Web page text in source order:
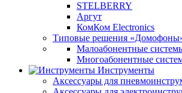
STELBERRY
Аргут
КомКом Electronics
Типовые решения
Малоабонентные
Многоабонентные
Инструменты
Аксессуары для